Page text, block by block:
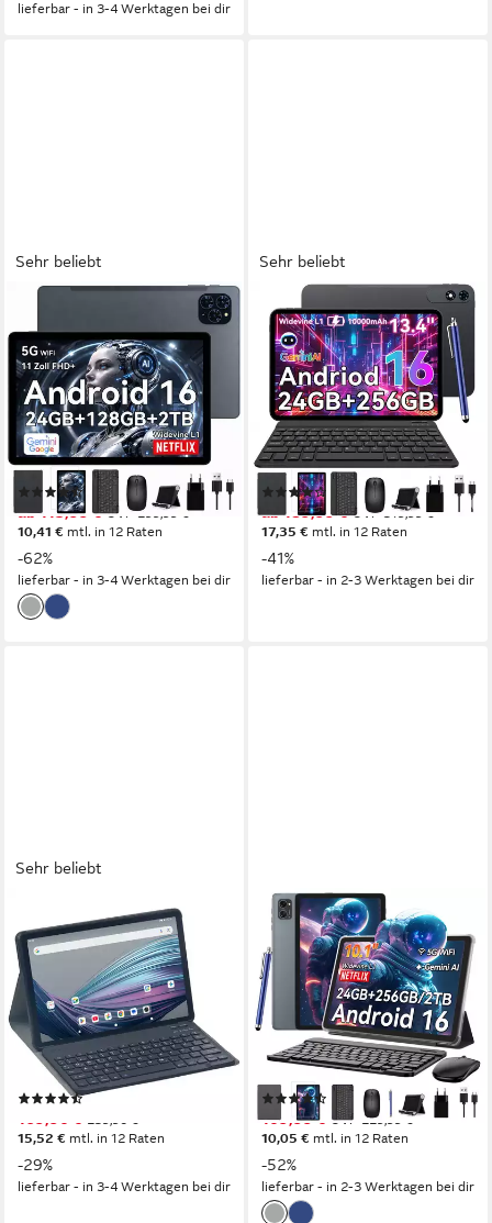
lieferbar - in 3-4 Werktagen bei dir
Sehr beliebt
T9 11" FHD Android 16 Tablet
mit Tastatur Maus Hülle 8000
mAh WiFi Tablet
11 Zoll Bildschirmdiagonale
128 GB Speichergröße
1920x1200 px Bildschirmauflösung
Produktdatenblatt
(145)
ab 113,99 € UVP299,99 €
10,41 € mtl. in 12 Raten
-62%
lieferbar - in 3-4 Werktagen bei dir
Sehr beliebt
TABWEE
13.4" Android 16 mit
Tastatur/Maus/Stift/Kopfhörer
10000mAh 256GB Tablet
13.4 Zoll Bildschirmdiagonale
256 GB Speichergröße
1920x1200 px Bildschirmauflösung
Produktdatenblatt
(59)
ab 189,99 € UVP319,99 €
17,35 € mtl. in 12 Raten
-41%
lieferbar - in 2-3 Werktagen bei dir
Sehr beliebt
A172T Tablet mit Tastatur,
256GB, WLAN+LTE Premium
Tablet
11 Zoll Bildschirmdiagonale
256 GB Speichergröße
1920 x 1200 px Bildschirmauflösung
Produktdatenblatt
(94)
239,90 €
15,52 € mtl. in 12 Raten
-29%
lieferbar - in 3-4 Werktagen bei dir
TABWEE
10" Android 16 256GB WiFi
incl. Tastatur, Maus, Stift
Tablet
10 Zoll
Bildschirmdiagonale
256 GB Speichergröße
1280*800 px Bildschirmauflösung
(107)
109,99 € UVP 229,99 €
10,05 € mtl. in 12 Raten
-52%
lieferbar - in 2-3 Werktagen bei dir